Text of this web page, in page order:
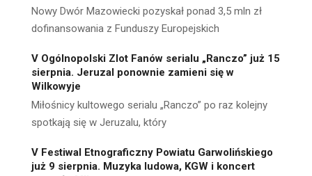
Nowy Dwór Mazowiecki pozyskał ponad 3,5 mln zł
dofinansowania z Funduszy Europejskich
V Ogólnopolski Zlot Fanów serialu „Ranczo” już 15
sierpnia. Jeruzal ponownie zamieni się w
Wilkowyje
Miłośnicy kultowego serialu „Ranczo” po raz kolejny
spotkają się w Jeruzalu, który
V Festiwal Etnograficzny Powiatu Garwolińskiego
już 9 sierpnia. Muzyka ludowa, KGW i koncert